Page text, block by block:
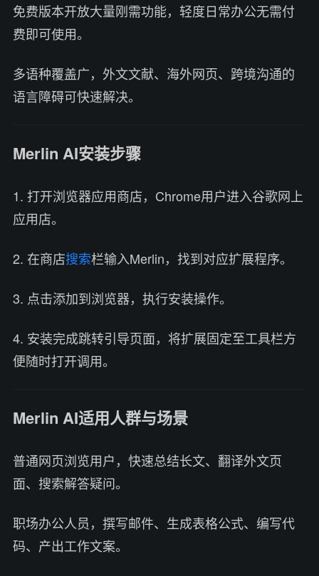
免费版本开放大量刚需功能，轻度日常办公无需付
费即可使用。
多语种覆盖广，外文文献、海外网页、跨境沟通的
语言障碍可快速解决。
Merlin AI安装步骤
1. 打开浏览器应用商店，Chrome用户进入谷歌网上
应用店。
2. 在商店搜索栏输入Merlin，找到对应扩展程序。
3. 点击添加到浏览器，执行安装操作。
4. 安装完成跳转引导页面，将扩展固定至工具栏方
便随时打开调用。
Merlin AI适用人群与场景
普通网页浏览用户，快速总结长文、翻译外文页
面、搜索解答疑问。
职场办公人员，撰写邮件、生成表格公式、编写代
码、产出工作文案。